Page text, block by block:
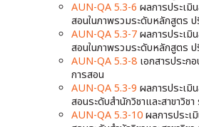
AUN-QA 5.3-6 ผลการประเมิ
สอนในภาพรวมระดับหลักสูตร
AUN-QA 5.3-7ผลการประเมิ
สอนในภาพรวมระดับหลักสูตร
AUN-QA 5.3-8 เอกสารประก
การสอน
AUN-QA 5.3-9 ผลการประเมิ
สอนระดับสํานักวิชาและสาขาวิ
AUN-QA 5.3-10ผลการประเ